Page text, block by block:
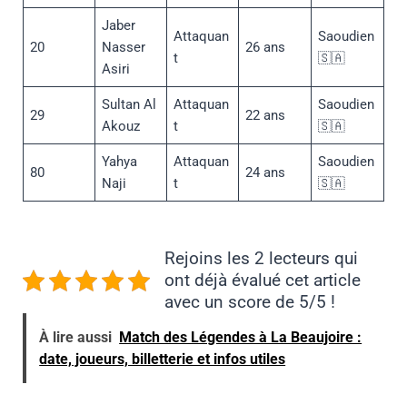
20
Jaber
Nasser
Asiri
Attaquan
t
26 ans
Saoudien
🇸🇦
29
Sultan Al
Akouz
Attaquan
t
22 ans
Saoudien
🇸🇦
80
Yahya
Naji
Attaquan
t
24 ans
Saoudien
🇸🇦
Rejoins les 2 lecteurs qui
ont déjà évalué cet article
avec un score de 5/5 !
À lire aussi Match des Légendes à La Beaujoire :
date, joueurs, billetterie et infos utiles